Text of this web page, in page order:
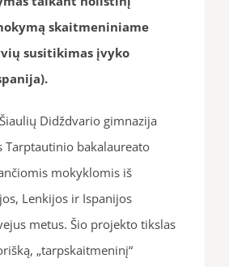
skaitmeniniame
susitikimas įvyko
Didždvario gimnazija
Tarptautinio bakalaureato
mokyklomis iš
Lenkijos ir Ispanijos
metus. Šio projekto tikslas
„tarpskaitmeninį“